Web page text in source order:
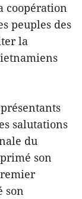
coopération
peuples des
la
salutations
du
son
son